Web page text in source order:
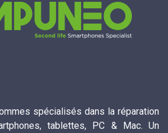
spécialisés dans la réparation
tablettes, PC & Mac. Un